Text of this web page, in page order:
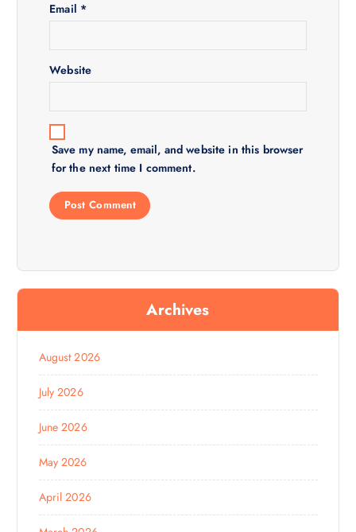
Email *
Website
Save my name, email, and website in this browser
for the next time I comment.
Archives
August 2026
July 2026
June 2026
May 2026
April 2026